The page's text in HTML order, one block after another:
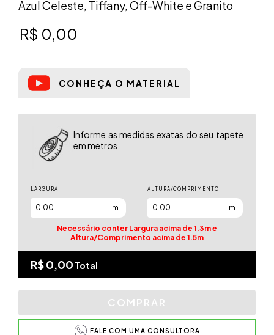
Azul Celeste, Tiffany, Off-White e Granito
R$ 0,00
CONHEÇA O MATERIAL
Informe as medidas exatas do seu tapete
em metros.
LARGURA
m
ALTURA/COMPRIMENTO
m
Necessário conter Largura acima de 1.3m e
Altura/Comprimento acima de 1.5m
R$ 0,00 Total
FALE COM UMA CONSULTORA